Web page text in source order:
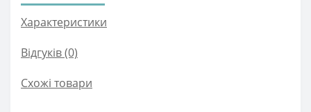
Характеристики
Відгуків (0)
Схожі товари